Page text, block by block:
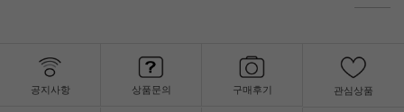
공지사항 상품문의 구매후기 관심상품